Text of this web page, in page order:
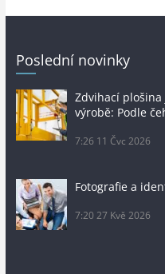
Poslední novinky
Zdvihací
výrobě: Podle
7:26 11 Čvc 2026
Fotografie a
7:20 27 Kvě 2026